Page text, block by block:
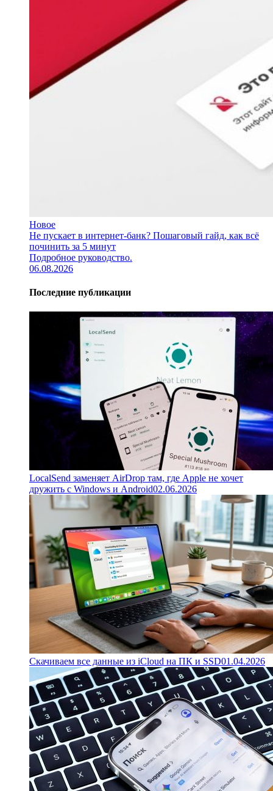
Новое
Не пускает в интернет-банк? Пошаговый гайд, как всё
починить за 5 минут
Подробное руководство.
06.08.2026
Последние публикации
LocalSend заменяет AirDrop там, где Apple не хочет
дружить с Windows и Android02.06.2026
Скачиваем все данные из iCloud на ПК и SSD01.04.2026